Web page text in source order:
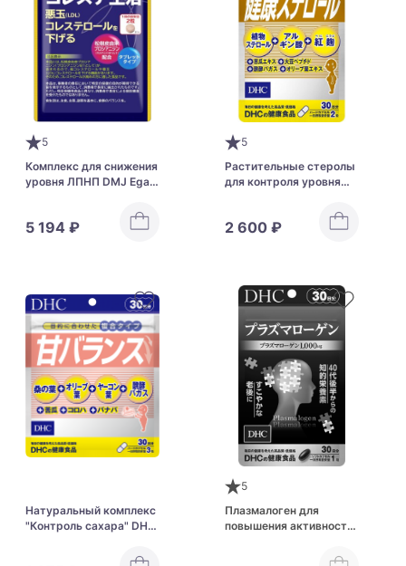
5
Комплекс для снижения
уровня ЛПНП DMJ Egao
Lowering Supplement
5 194 ₽
5
Растительные стеролы
для контроля уровня
2 600 ₽
Натуральный комплекс
"Контроль сахара" DHC
5
Плазмалоген для
повышения активности